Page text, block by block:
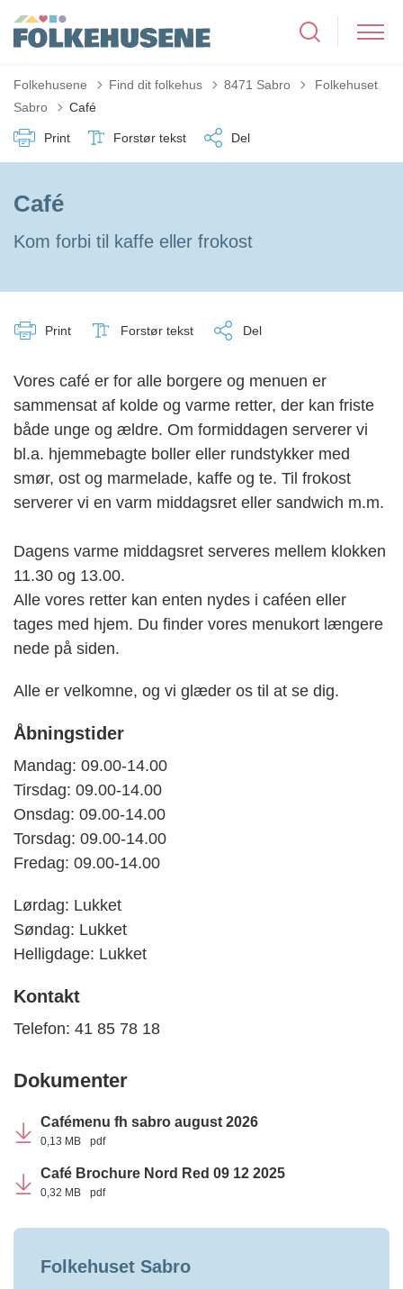
Folkehusene Find dit folkehus 8471 Sabro Tilbage til
Folkehuset
Sabro
Café
Print Forstør tekst Del
Café
Kom forbi til kaffe eller frokost
Print Forstør tekst Del
Vores café er for alle borgere og menuen er
sammensat af kolde og varme retter, der kan friste
både unge og ældre. Om formiddagen serverer vi
bl.a. hjemmebagte boller eller rundstykker med
smør, ost og marmelade, kaffe og te. Til frokost
serverer vi en varm middagsret eller sandwich m.m.
Dagens varme middagsret serveres mellem klokken
11.30 og 13.00.
Alle vores retter kan enten nydes i caféen eller
tages med hjem. Du finder vores menukort længere
nede på siden.
Alle er velkomne, og vi glæder os til at se dig.
Åbningstider
Mandag: 09.00-14.00
Tirsdag: 09.00-14.00
Onsdag: 09.00-14.00
Torsdag: 09.00-14.00
Fredag: 09.00-14.00
Lørdag: Lukket
Søndag: Lukket
Helligdage: Lukket
Kontakt
Telefon: 41 85 78 18
Dokumenter
Cafémenu fh sabro august 2026
0,13 MB pdf
Café Brochure Nord Red 09 12 2025
0,32 MB pdf
Folkehuset Sabro